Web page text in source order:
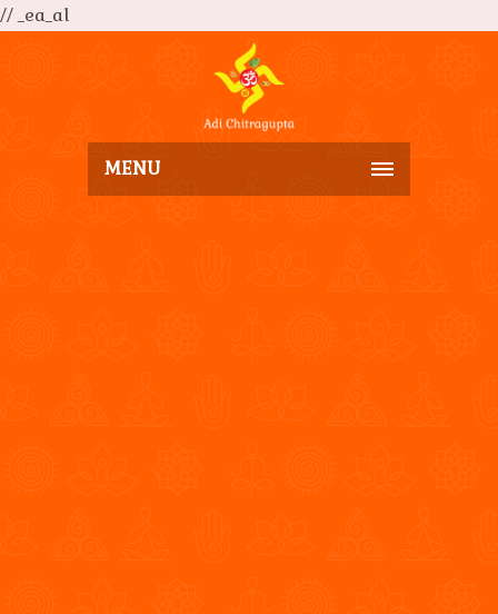
// _ea_al
MENU